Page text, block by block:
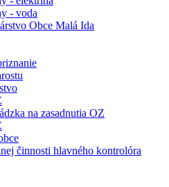
- voda
Obce Malá Ida
na zasadnutia OZ
činnosti hlavného kontrolóra